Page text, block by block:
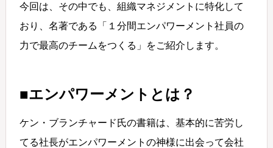
今回は、その中でも、組織マネジメントに特化して
おり、名著である「１分間エンパワーメント社員の
力で最高のチームをつくる」をご紹介します。
■エンパワーメントとは？
ケン・ブランチャード氏の書籍は、基本的に苦労し
てる社長がエンパワーメントの神様に出会って会社